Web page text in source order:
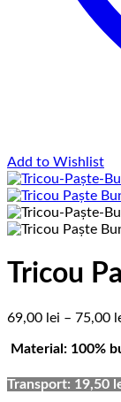
Add to Wishlist
Tricou
69,00 lei – 75,00
Material: 100%
Transport: 19,50